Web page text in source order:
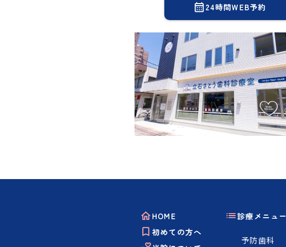
24時間WEB予約
HOME
初めての方へ
診療メニュー
予防歯科